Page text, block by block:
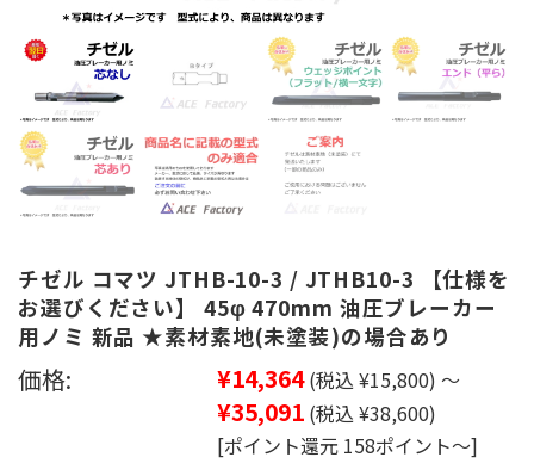
チゼル コマツ JTHB-10-3 / JTHB10-3 【仕様を
お選びください】 45φ 470mm 油圧ブレーカー
用ノミ 新品 ★素材素地(未塗装)の場合あり
価格: ¥14,364 (税込 ¥15,800) ～
¥35,091 (税込 ¥38,600)
[ポイント還元 158ポイント～]